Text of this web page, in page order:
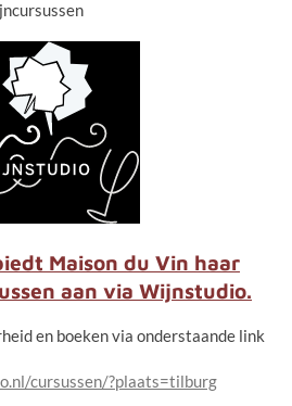
Maison du Vin haar
aan via Wijnstudio.
en boeken via onderstaande link
cursussen/?plaats=tilburg